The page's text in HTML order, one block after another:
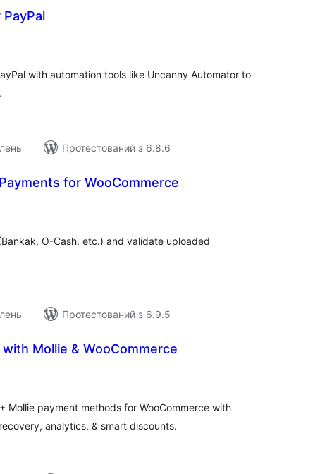
with automation tools like Uncanny Automator to
Протестований з 6.8.6
for WooCommerce
O-Cash, etc.) and validate uploaded
Протестований з 6.9.5
Mollie & WooCommerce
Mollie payment methods for WooCommerce with
analytics, & smart discounts.